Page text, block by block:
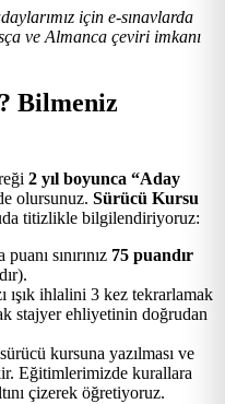
için e-sınavlarda
ve Almanca çeviri imkanı
Bilmeniz
2 yıl boyunca “Aday
olursunuz. Sürücü Kursu
titizlikle bilgilendiriyoruz:
sınırınız 75 puandır
ışık ihlalini 3 kez tekrarlamak
stajyer ehliyetinin doğrudan
kursuna yazılması ve
Eğitimlerimizde kurallara
çizerek öğretiyoruz.